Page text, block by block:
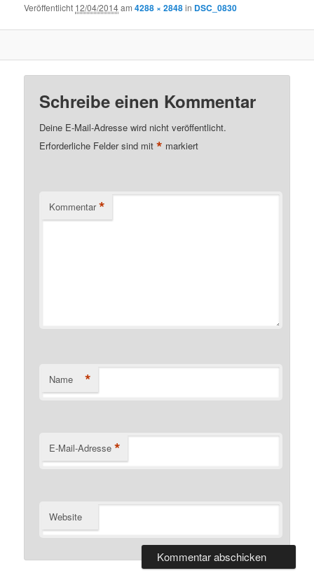
Veröffentlicht 12/04/2014am4288 × 2848in DSC_0830
Schreibe einen Kommentar
Deine E-Mail-Adresse wird nicht veröffentlicht.
Erforderliche Felder sind mit* markiert
Kommentar *
Name *
E-Mail-Adresse *
Website